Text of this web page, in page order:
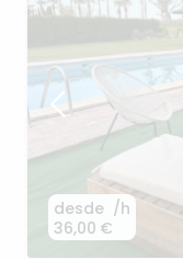
desde
36,00 €
/h